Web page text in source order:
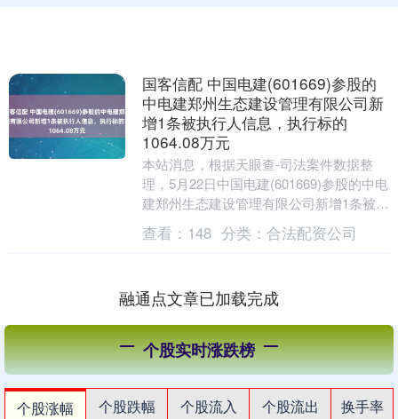
国客信配 中国电建(601669)参股的
中电建郑州生态建设管理有限公司新
增1条被执行人信息，执行标的
1064.08万元
本站消息，根据天眼查-司法案件数据整
理，5月22日中国电建(601669)参股的中电
建郑州生态建设管理有限公司新增1条被执
行人信息国客信配，执行标的1064.0....
查看： 148 分类： 合法配资公司
融通点文章已加载完成
个股实时涨跌榜
个股涨幅 个股跌幅 个股流入 个股流出
换手率